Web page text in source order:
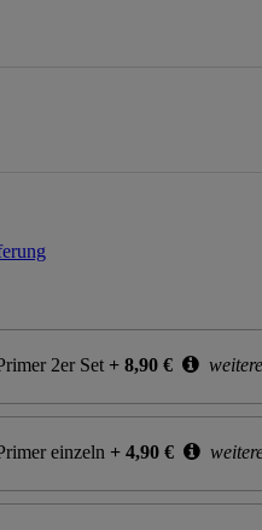
2er Set + 8,90 €
einzeln + 4,90 €